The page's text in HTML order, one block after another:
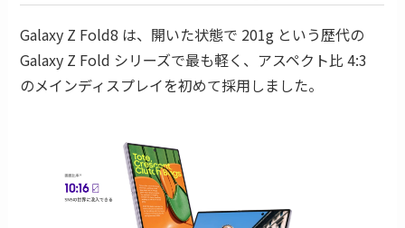
Galaxy Z Fold8 は、開いた状態で 201g という歴代の
Galaxy Z Fold シリーズで最も軽く、アスペクト比 4:3
のメインディスプレイを初めて採用しました。